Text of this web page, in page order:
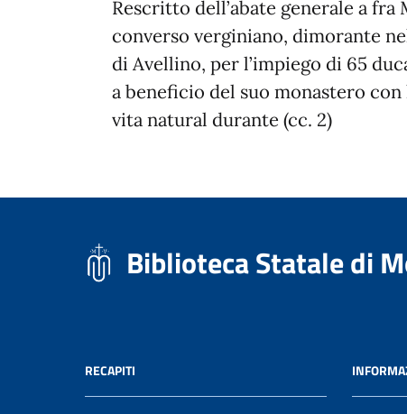
Rescritto dell’abate generale a
converso verginiano, dimorante
di Avellino, per l’impiego di 65
a beneficio del suo monastero
vita natural durante (cc. 2)
Biblioteca Statale di
RECAPITI